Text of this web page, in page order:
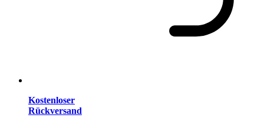
Kostenloser
Rückversand